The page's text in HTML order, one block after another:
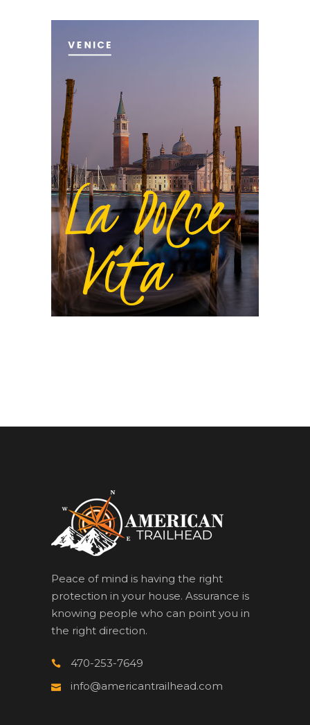
Peace of mind is having the right
protection in your house. Assurance is
knowing people who can point you in
the right direction.
470-253-7649
info@americantrailhead.com